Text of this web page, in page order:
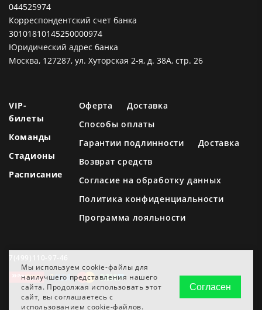
Мы используем cookie-файлы для
наилучшего представления нашего
сайта. Продолжая использовать этот
сайт, вы соглашаетесь с
использованием cookie-файлов.
Согласен
044525974
Корреспондентский счет банка
30101810145250000974
Юридический адрес банка
Москва, 127287, ул. Хуторская 2-я, д. 38А, стр. 26
VIP-
билеты
Команды
Стадионы
Расписание
Оферта
Доставка
Способы оплаты
Гарантии подлинности
Доставка
Возврат средств
Согласие на обработку данных
Политика конфиденциальности
Программа лояльности